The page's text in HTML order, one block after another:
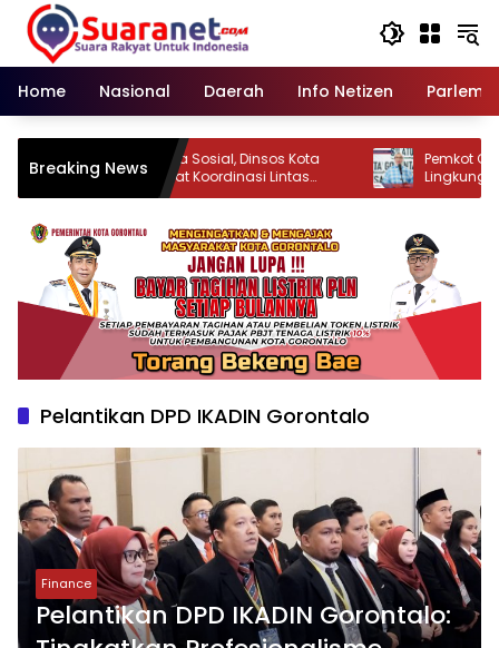
Langsung
konten
Home
Nasional Daerah Info Netizen
Breaking News
Hadapi Dinamika Sosial, Dinsos Kota
Gorontalo Perkuat Koordinasi Lintas
Sektor
Pemkot
Lingkungan,
Dibersihkan
Pelantikan DPD IKADIN Gorontalo
Finance
Pelantikan DPD IKADIN Gorontalo: